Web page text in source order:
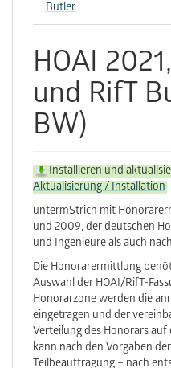
Butler
HOAI
und RifT
BW)
Installieren und
Aktualisierung / Installation
untermStrich mit
und 2009, der deutschen
und Ingenieure als auch
Die Honorarermittlung
Auswahl der HOAI/RifT-
Honorarzone werden die
eingetragen und der
Verteilung des Honorars auf
kann nach den Vorgaben
Teilbeauftragung – nach